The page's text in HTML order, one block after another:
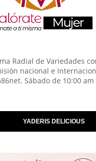
Radial de Variedades
nacional e
Sábado de 10:00 am
YADERIS DELICIOUS